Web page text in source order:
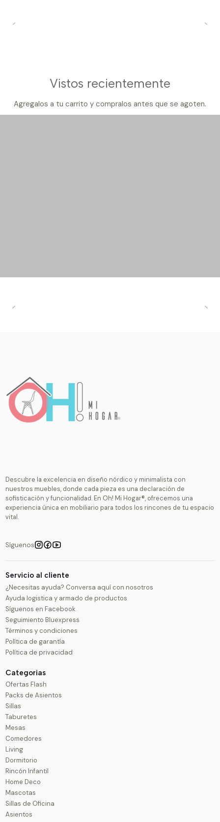
Vistos recientemente
Agregalos a tu carrito y compralos antes que se agoten.
Descubre la excelencia en diseño nórdico y minimalista con
nuestros muebles, donde cada pieza es una declaración de
sofisticación y funcionalidad. En Oh! Mi Hogar®, ofrecemos una
experiencia única en mobiliario para todos los rincones de tu espacio
vital.
Síguenos
Servicio al cliente
¿Necesitas ayuda? Conversa aquí con nosotros
Ayuda logistica y armado de productos
Síguenos en Facebook
Seguimiento Bluexpress
Términos y condiciones
Política de garantía
Política de privacidad
Categorias
Ofertas Flash
Packs de Asientos
Sillas
Taburetes
Mesas
Comedores
Living
Dormitorio
Rincón Infantil
Home Deco
Mascotas
Sillas de Oficina
Asientos